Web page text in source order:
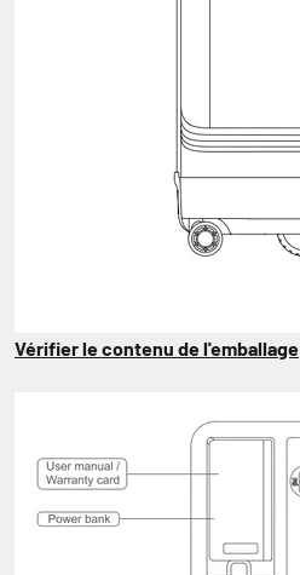
Vérifier le contenu de l'emballage